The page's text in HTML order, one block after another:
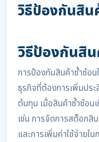
วิธีป้องกันสิน
วิธีป้องกันสิ
การป้องกันสินค้าซ้ำซ้อ
ธุรกิจที่ต้องการเพิ่มปร
ต้นทุน เมื่อสินค้าซ้ำซ้อน
เช่น การจัดการสต็อก
และการเพิ่มค่าใช้จ่าย